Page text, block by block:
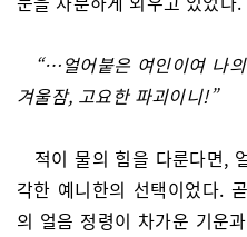
“…얼어붙은 여인이여 나
겨울잠, 고요한 파괴이니!”
적이 물의 힘을 다룬다면,
각한 예니한의 선택이었다.
의 얼음 정령이 차가운 기운